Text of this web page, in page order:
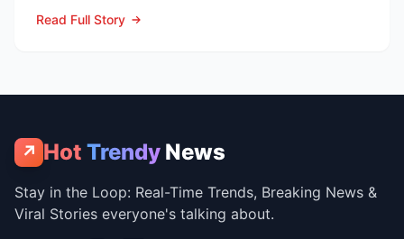
Read Full Story
↗ Hot Trendy News
Stay in the Loop: Real-Time Trends, Breaking News &
Viral Stories everyone's talking about.